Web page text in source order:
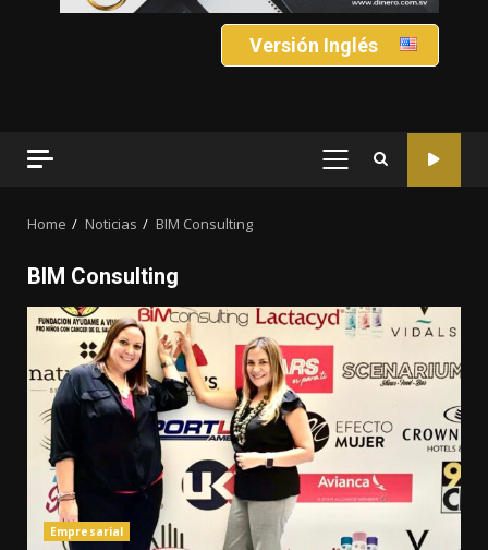
Versión Inglés
PRIMARY
Home Noticias BIM Consulting
BIM Consulting
Empresarial